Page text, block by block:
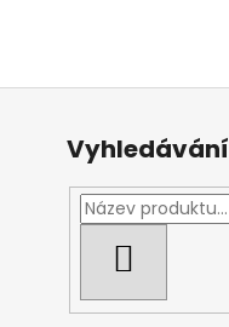
Vyhledávání